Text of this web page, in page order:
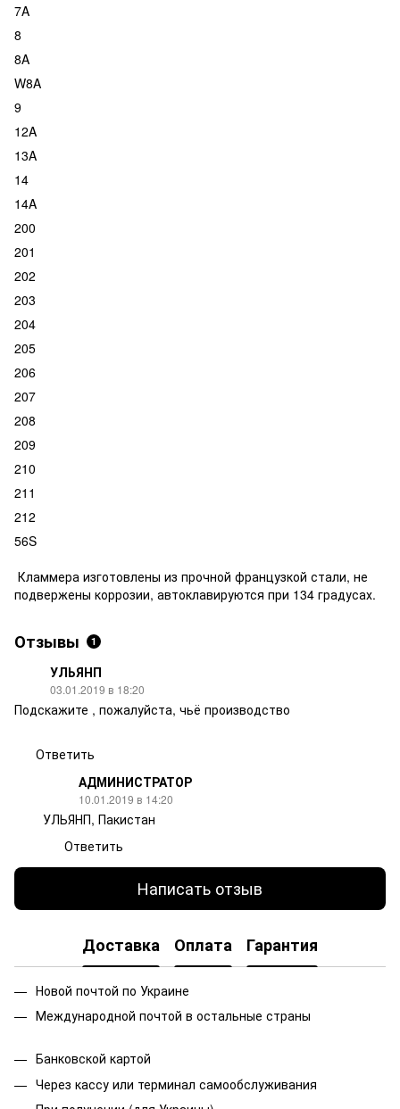
7A
8
8A
W8A
9
12A
13A
14
14A
200
201
202
203
204
205
206
207
208
209
210
211
212
56S
Кламмера изготовлены из прочной французкой стали, не
подвержены коррозии, автоклавируются при 134 градусах.
Отзывы 1
УЛЬЯНП
03.01.2019 в 18:20
Подскажите , пожалуйста, чьё производство
Ответить
АДМИНИСТРАТОР
10.01.2019 в 14:20
УЛЬЯНП, Пакистан
Ответить
Написать отзыв
Доставка Оплата Гарантия
Новой почтой по Украине
Международной почтой в остальные страны
Банковской картой
Через кассу или терминал самообслуживания